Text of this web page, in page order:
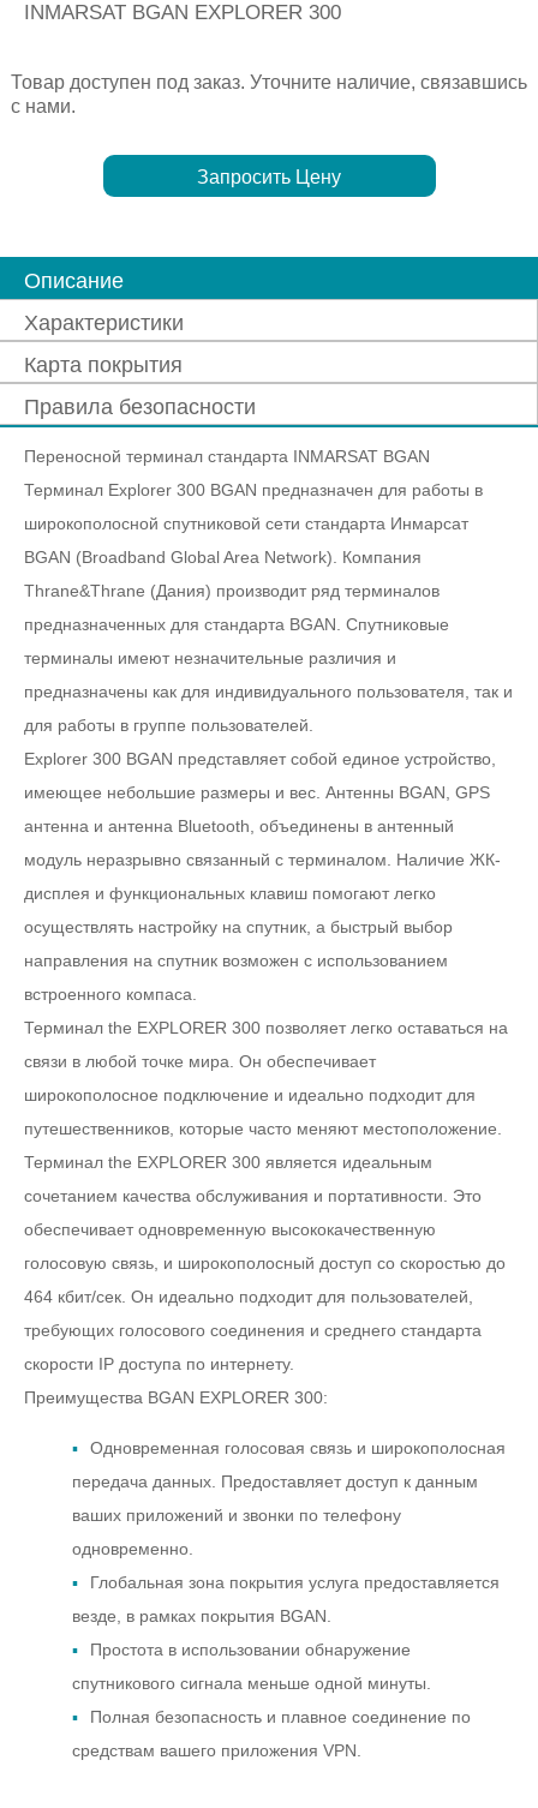
INMARSAT BGAN EXPLORER 300
Товар доступен под заказ. Уточните наличие, связавшись
с нами.
Запросить Цену
Описание
Характеристики
Карта покрытия
Правила безопасности
Переносной терминал стандарта INMARSAT BGAN
Терминал Explorer 300 BGAN предназначен для работы в
широкополосной спутниковой сети стандарта Инмарсат
BGAN (Broadband Global Area Network). Компания
Thrane&Thrane (Дания) производит ряд терминалов
предназначенных для стандарта BGAN. Спутниковые
терминалы имеют незначительные различия и
предназначены как для индивидуального пользователя, так и
для работы в группе пользователей.
Explorer 300 BGAN представляет собой единое устройство,
имеющее небольшие размеры и вес. Антенны BGAN, GPS
антенна и антенна Bluetooth, объединены в антенный
модуль неразрывно связанный с терминалом. Наличие ЖК-
дисплея и функциональных клавиш помогают легко
осуществлять настройку на спутник, а быстрый выбор
направления на спутник возможен с использованием
встроенного компаса.
Терминал the EXPLORER 300 позволяет легко оставаться на
связи в любой точке мира. Он обеспечивает
широкополосное подключение и идеально подходит для
путешественников, которые часто меняют местоположение.
Терминал the EXPLORER 300 является идеальным
сочетанием качества обслуживания и портативности. Это
обеспечивает одновременную высококачественную
голосовую связь, и широкополосный доступ со скоростью до
464 кбит/сек. Он идеально подходит для пользователей,
требующих голосового соединения и среднего стандарта
скорости IP доступа по интернету.
Преимущества BGAN EXPLORER 300:
Одновременная голосовая связь и широкополосная
передача данных. Предоставляет доступ к данным
ваших приложений и звонки по телефону
одновременно.
Глобальная зона покрытия услуга предоставляется
везде, в рамках покрытия BGAN.
Простота в использовании обнаружение
спутникового сигнала меньше одной минуты.
Полная безопасность и плавное соединение по
средствам вашего приложения VPN.